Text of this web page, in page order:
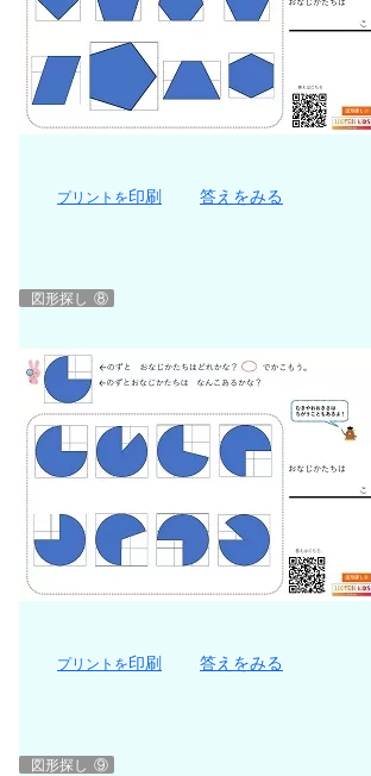
プリントを印刷 答えをみる
図形探し ⑧
プリントを印刷 答えをみる
図形探し ⑨